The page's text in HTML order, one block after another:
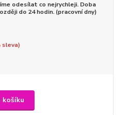
odesílat co nejrychleji. Doba
do 24 hodin. (pracovní dny)
košíku